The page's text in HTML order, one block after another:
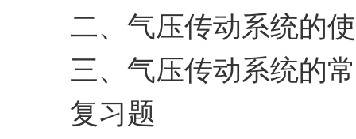
二、气压传动系统的
三、气压传动系统的
复习题